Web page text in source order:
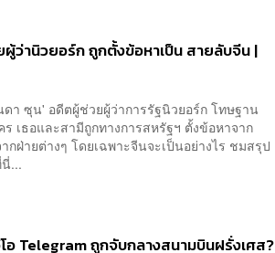
ว่านิวยอร์ก ถูกตั้งข้อหาเป็น สายลับจีน |
า ซุน' อดีตผู้ช่วยผู้ว่าการรัฐนิวยอร์ก โทษฐาน
เธอและสามีถูกทางการสหรัฐฯ ตั้งข้อหาจาก
กฝ่ายต่างๆ โดยเฉพาะจีนจะเป็นอย่างไร ชมสรุป
...
อ Telegram ถูกจับกลางสนามบินฝรั่งเศส?